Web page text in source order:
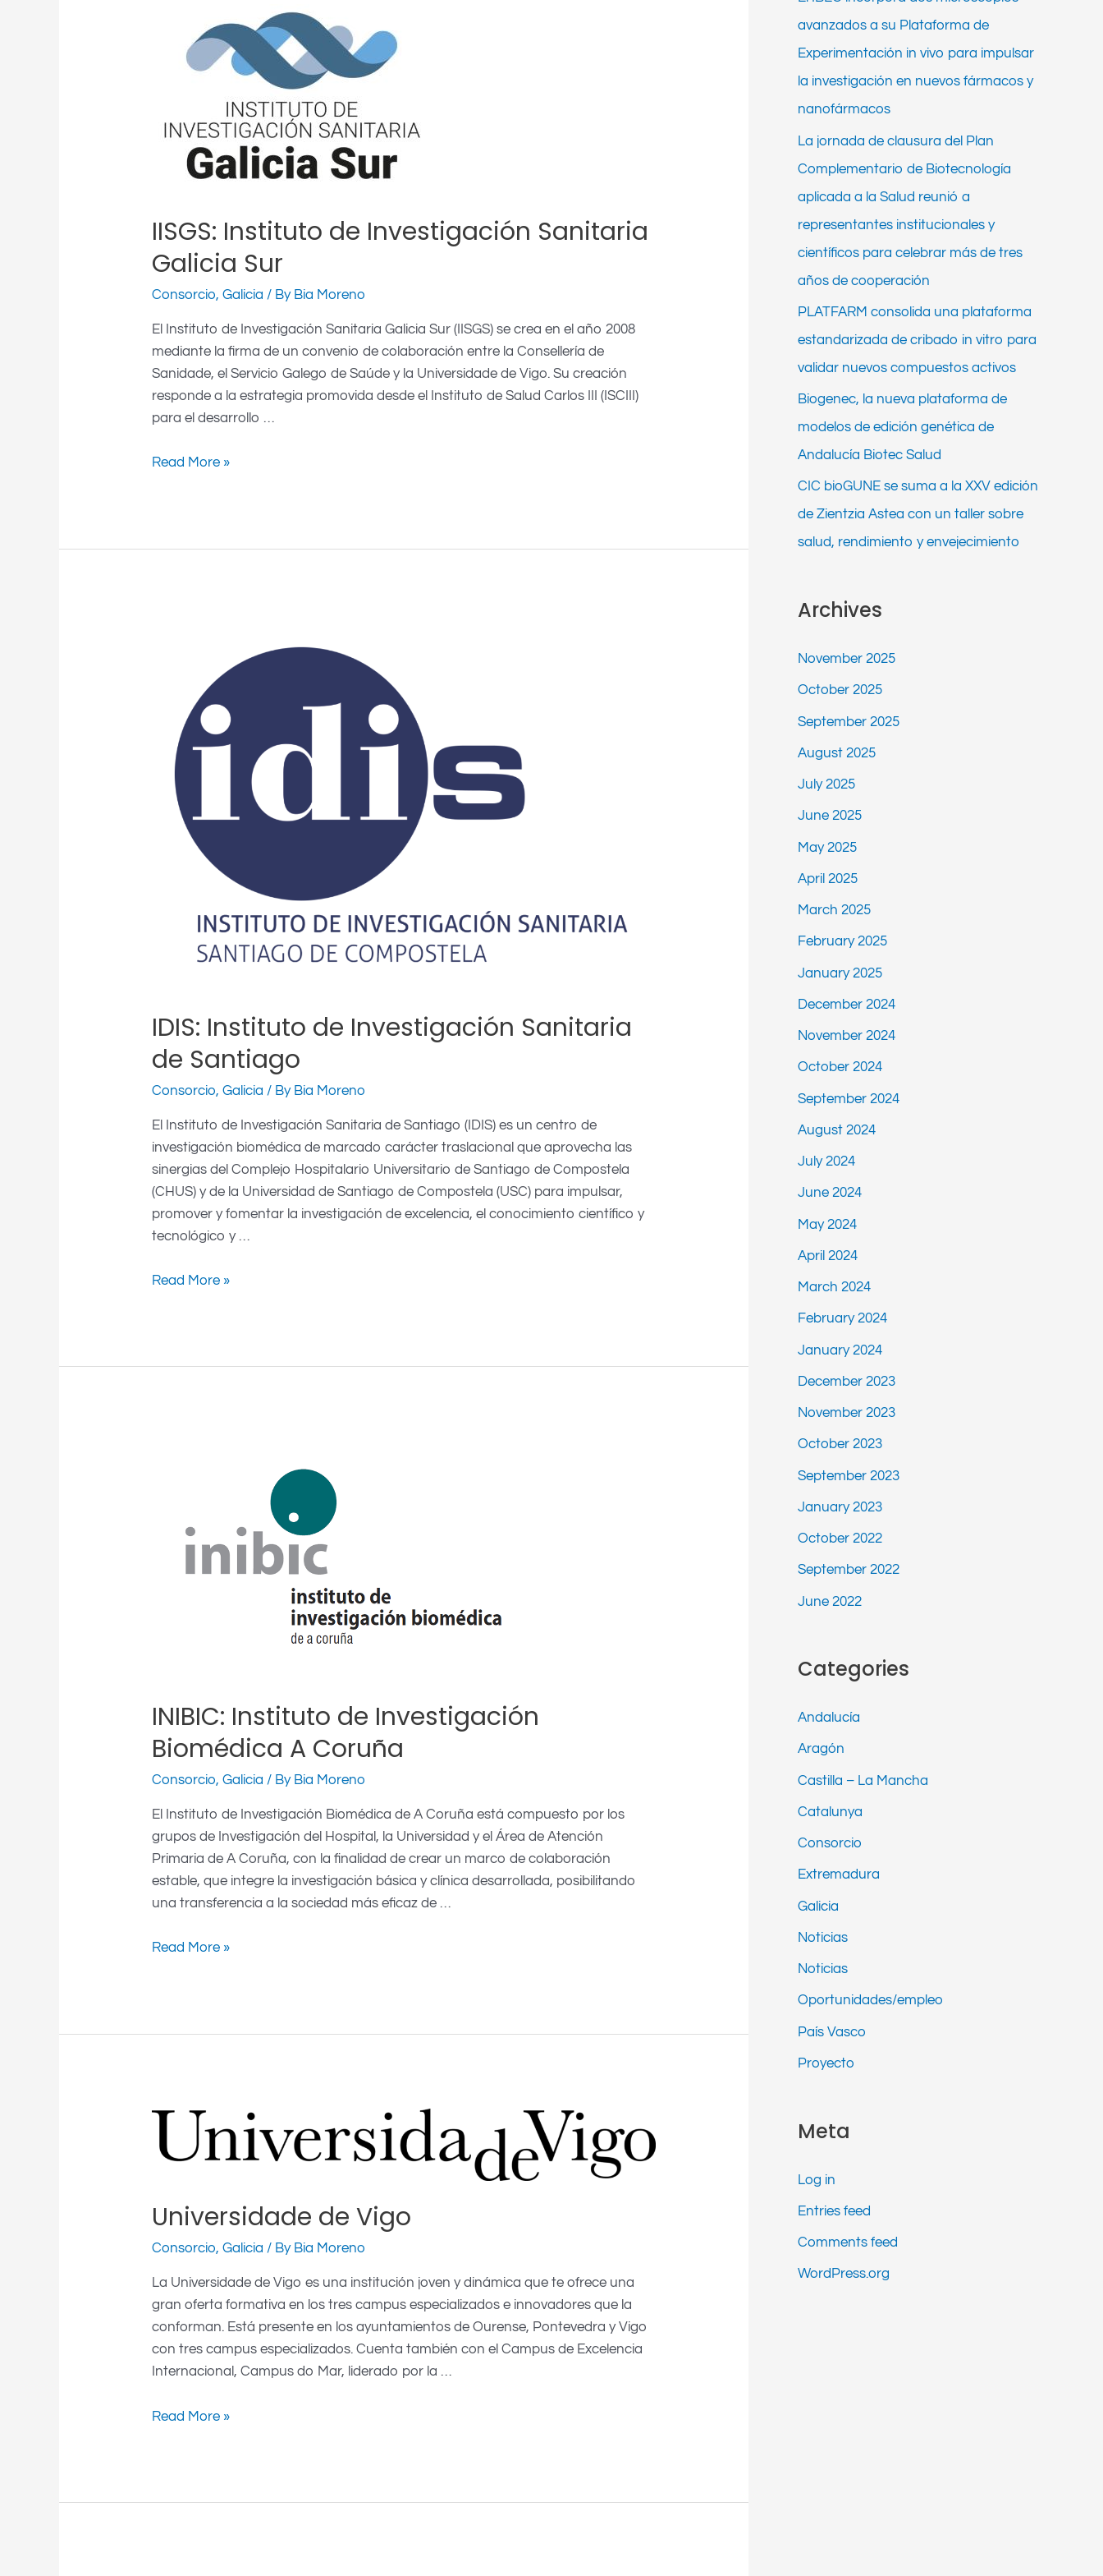
IISGS: Instituto de Investigación Sanitaria
Galicia Sur
Consorcio,Galicia / By Bia Moreno
El Instituto de Investigación Sanitaria Galicia Sur (IISGS) se crea en el año 2008
mediante la firma de un convenio de colaboración entre la Consellería de
Sanidade, el Servicio Galego de Saúde y la Universidade de Vigo. Su creación
responde a la estrategia promovida desde el Instituto de Salud Carlos III (ISCIII)
para el desarrollo …
Instituto
Galicia
Read More »
IDIS: Instituto de Investigación Sanitaria
de Santiago
Consorcio,Galicia / By Bia Moreno
El Instituto de Investigación Sanitaria de Santiago (IDIS) es un centro de
investigación biomédica de marcado carácter traslacional que aprovecha las
sinergias del Complejo Hospitalario Universitario de Santiago de Compostela
(CHUS) y de la Universidad de Santiago de Compostela (USC) para impulsar,
promover y fomentar la investigación de excelencia, el conocimiento científico y
tecnológico y …
Investigación
Sanitaria
Santiago
Read More »
INIBIC: Instituto de Investigación
Biomédica A Coruña
Consorcio,Galicia / By Bia Moreno
El Instituto de Investigación Biomédica de A Coruña está compuesto por los
grupos de Investigación del Hospital, la Universidad y el Área de Atención
Primaria de A Coruña, con la finalidad de crear un marco de colaboración
estable, que integre la investigación básica y clínica desarrollada, posibilitando
una transferencia a la sociedad más eficaz de …
Biomédica
Read More »
Universidade de Vigo
Consorcio,Galicia / By Bia Moreno
La Universidade de Vigo es una institución joven y dinámica que te ofrece una
gran oferta formativa en los tres campus especializados e innovadores que la
conforman. Está presente en los ayuntamientos de Ourense, Pontevedra y Vigo
con tres campus especializados. Cuenta también con el Campus de Excelencia
Internacional, Campus do Mar, liderado por la …
Universidade
Vigo
Read More »
avanzados a su Plataforma de
Experimentación in vivo para impulsar
la investigación en nuevos fármacos y
nanofármacos
La jornada de clausura del Plan
Complementario de Biotecnología
aplicada a la Salud reunió a
representantes institucionales y
científicos para celebrar más de tres
años de cooperación
PLATFARM consolida una plataforma
estandarizada de cribado in vitro para
validar nuevos compuestos activos
Biogenec, la nueva plataforma de
modelos de edición genética de
Andalucía Biotec Salud
CIC bioGUNE se suma a la XXV edición
de Zientzia Astea con un taller sobre
salud, rendimiento y envejecimiento
Archives
November 2025
October 2025
September 2025
August 2025
July 2025
June 2025
May 2025
April 2025
March 2025
February 2025
January 2025
December 2024
November 2024
October 2024
September 2024
August 2024
July 2024
June 2024
May 2024
April 2024
March 2024
February 2024
January 2024
December 2023
November 2023
October 2023
September 2023
January 2023
October 2022
September 2022
June 2022
Categories
Andalucía
Aragón
Castilla – La Mancha
Catalunya
Consorcio
Extremadura
Galicia
Noticias
Noticias
Oportunidades/empleo
País Vasco
Proyecto
Meta
Log in
Entries feed
Comments feed
WordPress.org